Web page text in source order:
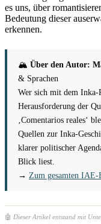
es uns, über
Bedeutung dieser
erkennen.
🏔 Über den Autor:
& Sprachen
Wer sich mit dem Inka-
Herausforderung der
‚Comentarios reales‘
Quellen zur Inka-
klarer politischer
Blick liest.
→ Zum gesamten
🤖 Dieser Artikel entstand mit